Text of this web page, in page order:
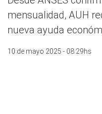
mensualidad, AUH
nueva ayuda
10 de mayo 2025 - 08:29hs